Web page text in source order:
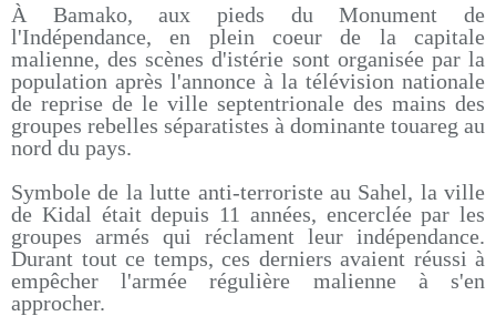
À Bamako, aux pieds du Monument de
l'Indépendance, en plein coeur de la capitale
malienne, des scènes d'istérie sont organisée par la
population après l'annonce à la télévision nationale
de reprise de le ville septentrionale des mains des
groupes rebelles séparatistes à dominante touareg au
nord du pays.
Symbole de la lutte anti-terroriste au Sahel, la ville
de Kidal était depuis 11 années, encerclée par les
groupes armés qui réclament leur indépendance.
Durant tout ce temps, ces derniers avaient réussi à
empêcher l'armée régulière malienne à s'en
approcher.